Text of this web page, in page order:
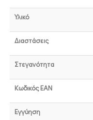
Υλικό
Διαστάσεις
Στεγανότητα
Κωδικός EAN
Εγγύηση